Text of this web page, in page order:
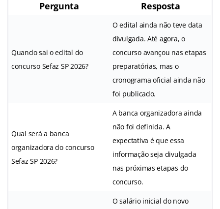
Pergunta Resposta
Quando sai o edital do
concurso Sefaz SP 2026?
O edital ainda não teve data
divulgada. Até agora, o
concurso avançou nas etapas
preparatórias, mas o
cronograma oficial ainda não
foi publicado.
Qual será a banca
organizadora do concurso
Sefaz SP 2026?
A banca organizadora ainda
não foi definida. A
expectativa é que essa
informação seja divulgada
nas próximas etapas do
concurso.
O salário inicial do novo